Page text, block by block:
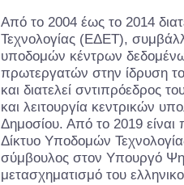
Από το 2004 έως το 2014
Τεχνολογίας (ΕΔΕΤ),
υποδομών κέντρων
πρωτεργατών στην ίδρυση
και διατελεί σντιπρόεδρος
και λειτουργία κεντρικών
Δημοσίου. Από το 2019 είναι
Δίκτυο Υποδομών
σύμβουλος στον Υπουργό
μετασχηματισμό του